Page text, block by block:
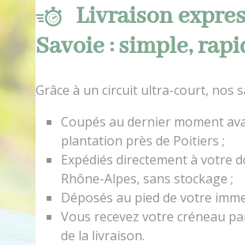
Livraison
Savoie : simple,
Grâce à un circuit ultra-court, nos
Coupés au dernier moment
plantation près de Poitiers ;
Expédiés directement à votre
Rhône-Alpes, sans stockage ;
Déposés au pied de votre
Vous recevez votre créneau
de la livraison.